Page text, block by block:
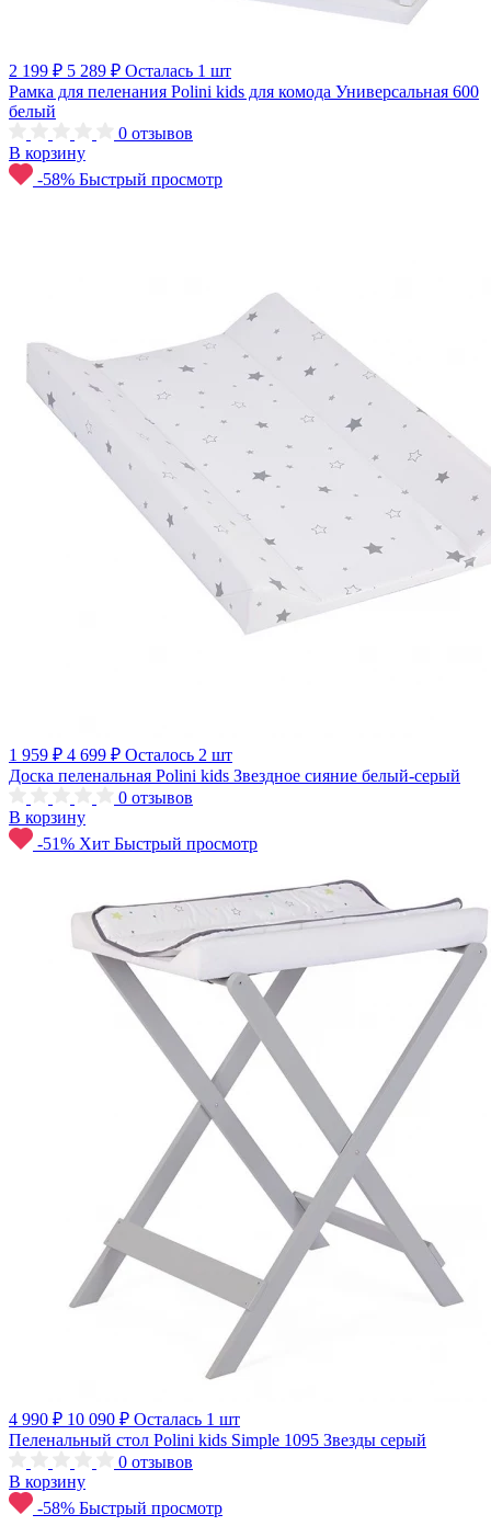
2 199 ₽ 5 289 ₽ Осталась 1 шт
Рамка для пеленания Polini kids для комода Универсальная 600
белый
0 отзывов
В корзину
-58% Быстрый просмотр
1 959 ₽ 4 699 ₽ Осталось 2 шт
Доска пеленальная Polini kids Звездное сияние белый-серый
0 отзывов
В корзину
-51% Хит Быстрый просмотр
4 990 ₽ 10 090 ₽ Осталась 1 шт
Пеленальный стол Polini kids Simple 1095 Звезды серый
0 отзывов
В корзину
-58% Быстрый просмотр